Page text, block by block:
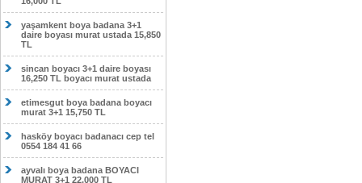
yaşamkent boya badana 3+1
daire boyası murat ustada 15,850
TL
sincan boyacı 3+1 daire boyası
16,250 TL boyacı murat ustada
etimesgut boya badana boyacı
murat 3+1 15,750 TL
hasköy boyacı badanacı cep tel
0554 184 41 66
ayvalı boya badana BOYACI
MURAT 3+1 22,000 TL